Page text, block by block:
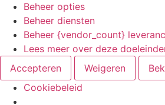
Beheer opties
Beheer diensten
Beheer {vendor_count}
Lees meer over deze
Accepteren
Weigeren
Cookiebeleid